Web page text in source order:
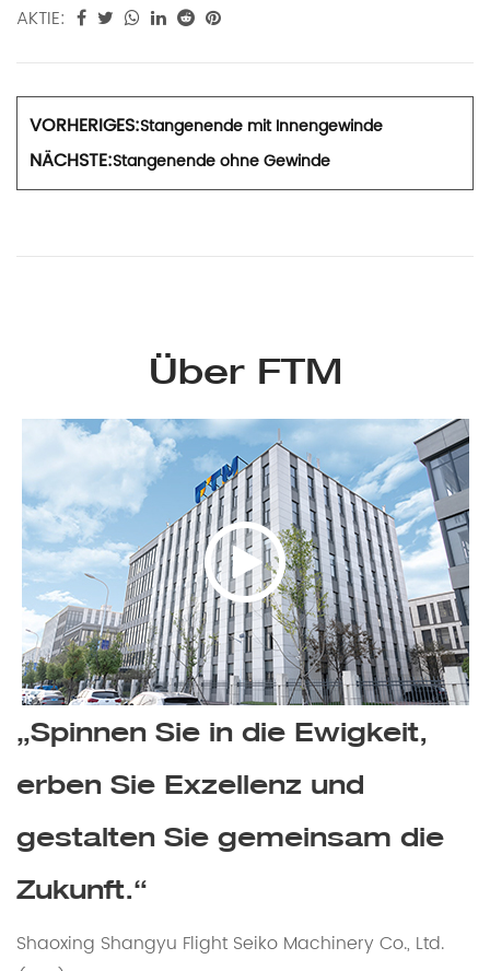
AKTIE:
VORHERIGES:Stangenende mit Innengewinde
NÄCHSTE:Stangenende ohne Gewinde
Über FTM
„Spinnen Sie in die Ewigkeit,
erben Sie Exzellenz und
gestalten Sie gemeinsam die
Zukunft.“
Shaoxing Shangyu Flight Seiko Machinery Co., Ltd.